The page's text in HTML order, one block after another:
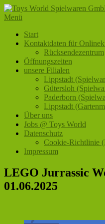
Zum
Inhalt
Menü
Primäres
Menü
Start
Kontaktdaten für
Rücksendezentrum
Öffnungszeiten
unsere Filialen
Lippstadt
Gütersloh
Paderborn
Lippstadt
Über uns
Jobs @ Toys World
Datenschutz
Cookie-Richtlinie
Impressum
LEGO Jurrassic
01.06.2025